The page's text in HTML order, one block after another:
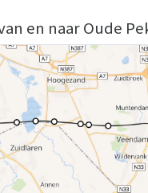
en naar Oude